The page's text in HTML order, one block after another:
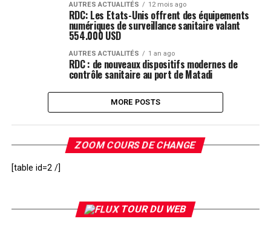
AUTRES ACTUALITÉS 12 mois ago
RDC: Les Etats-Unis offrent des équipements
numériques de surveillance sanitaire valant
554.000 USD
AUTRES ACTUALITÉS 1 an ago
RDC : de nouveaux dispositifs modernes de
contrôle sanitaire au port de Matadi
MORE POSTS
ZOOM COURS DE CHANGE
[table id=2 /]
TOUR DU WEB